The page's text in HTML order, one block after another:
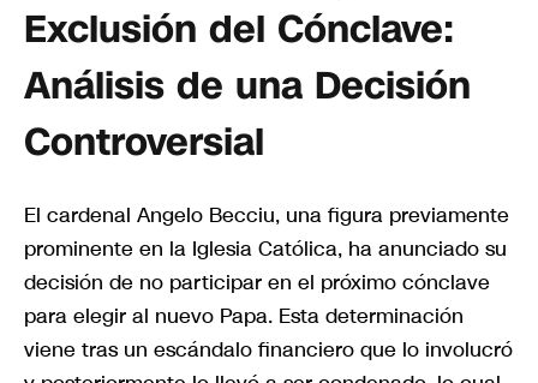
Exclusión del Cónclave:
Análisis de una Decisión
Controversial
El cardenal Angelo Becciu, una figura previamente
prominente en la Iglesia Católica, ha anunciado su
decisión de no participar en el próximo cónclave
para elegir al nuevo Papa. Esta determinación
viene tras un escándalo financiero que lo involucró